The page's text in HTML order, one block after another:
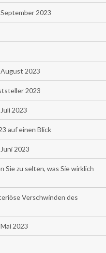
2023
2023
2023
2023
auf einen Blick
2023
Sie zu selten, was Sie wirklich
Verschwinden des
2023